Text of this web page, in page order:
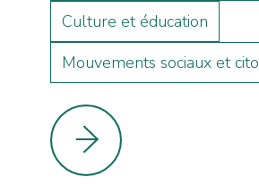
Culture et éducation
Mouvements sociaux et